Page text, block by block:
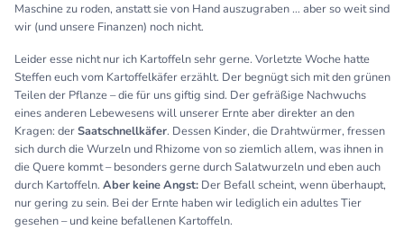
Maschine zu roden, anstatt sie von Hand auszugraben … aber so weit sind
wir (und unsere Finanzen) noch nicht.
Leider esse nicht nur ich Kartoffeln sehr gerne. Vorletzte Woche hatte
Steffen euch vom Kartoffelkäfer erzählt. Der begnügt sich mit den grünen
Teilen der Pflanze – die für uns giftig sind. Der gefräßige Nachwuchs
eines anderen Lebewesens will unserer Ernte aber direkter an den
Kragen: derSaatschnellkäfer. Dessen Kinder, die Drahtwürmer, fressen
sich durch die Wurzeln und Rhizome von so ziemlich allem, was ihnen in
die Quere kommt – besonders gerne durch Salatwurzeln und eben auch
durch Kartoffeln. Aber keine Angst: Der Befall scheint, wenn überhaupt,
nur gering zu sein. Bei der Ernte haben wir lediglich ein adultes Tier
gesehen – und keine befallenen Kartoffeln.